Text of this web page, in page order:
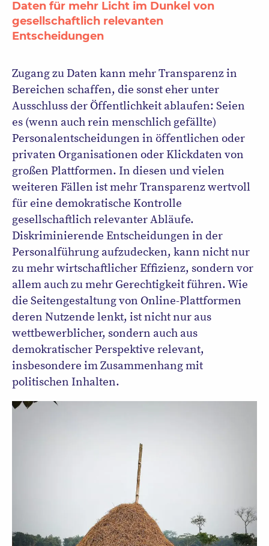
Daten für mehr Licht im Dunkel von
gesellschaftlich relevanten
Entscheidungen
Zugang zu Daten kann mehr Transparenz in
Bereichen schaffen, die sonst eher unter
Ausschluss der Öffentlichkeit ablaufen: Seien
es (wenn auch rein menschlich gefällte)
Personalentscheidungen in öffentlichen oder
privaten Organisationen oder Klickdaten von
großen Plattformen. In diesen und vielen
weiteren Fällen ist mehr Transparenz wertvoll
für eine demokratische Kontrolle
gesellschaftlich relevanter Abläufe.
Diskriminierende Entscheidungen in der
Personalführung aufzudecken, kann nicht nur
zu mehr wirtschaftlicher Effizienz, sondern vor
allem auch zu mehr Gerechtigkeit führen. Wie
die Seitengestaltung von Online-Plattformen
deren Nutzende lenkt, ist nicht nur aus
wettbewerblicher, sondern auch aus
demokratischer Perspektive relevant,
insbesondere im Zusammenhang mit
politischen Inhalten.